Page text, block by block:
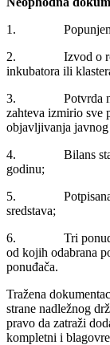
1. Popunjen
2. Izvod o
inkubatora ili
3. Potvrda
zahteva izmirio sve
objavljivanja
4. Bilans stanja,
godinu;
5. Potpisana
sredstava;
6. Tri ponude sa
od kojih odabrana
ponuđača.
Tražena
strane nadležnog
pravo da zatraži
kompletni i